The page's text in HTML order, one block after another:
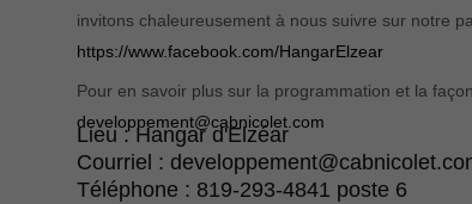
invitons chaleureusement à nous suivre sur notre
https://www.facebook.com/HangarElzear
Pour en savoir plus sur la programmation et la
developpement@cabnicolet.com
Lieu : Hangar d'Elzéar
Courriel :
Téléphone : 819-293-4841 poste 6